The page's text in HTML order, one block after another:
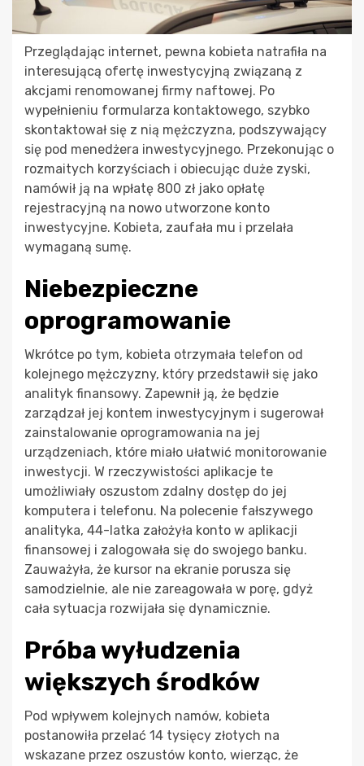
Przeglądając internet, pewna kobieta natrafiła na
interesującą ofertę inwestycyjną związaną z
akcjami renomowanej firmy naftowej. Po
wypełnieniu formularza kontaktowego, szybko
skontaktował się z nią mężczyzna, podszywający
się pod menedżera inwestycyjnego. Przekonując o
rozmaitych korzyściach i obiecując duże zyski,
namówił ją na wpłatę 800 zł jako opłatę
rejestracyjną na nowo utworzone konto
inwestycyjne. Kobieta, zaufała mu i przelała
wymaganą sumę.
Niebezpieczne
oprogramowanie
Wkrótce po tym, kobieta otrzymała telefon od
kolejnego mężczyzny, który przedstawił się jako
analityk finansowy. Zapewnił ją, że będzie
zarządzał jej kontem inwestycyjnym i sugerował
zainstalowanie oprogramowania na jej
urządzeniach, które miało ułatwić monitorowanie
inwestycji. W rzeczywistości aplikacje te
umożliwiały oszustom zdalny dostęp do jej
komputera i telefonu. Na polecenie fałszywego
analityka, 44-latka założyła konto w aplikacji
finansowej i zalogowała się do swojego banku.
Zauważyła, że kursor na ekranie porusza się
samodzielnie, ale nie zareagowała w porę, gdyż
cała sytuacja rozwijała się dynamicznie.
Próba wyłudzenia
większych środków
Pod wpływem kolejnych namów, kobieta
postanowiła przelać 14 tysięcy złotych na
wskazane przez oszustów konto, wierząc, że